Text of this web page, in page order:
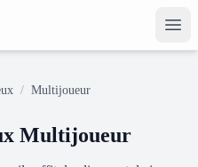
/ Multijoueur
Multijoueur